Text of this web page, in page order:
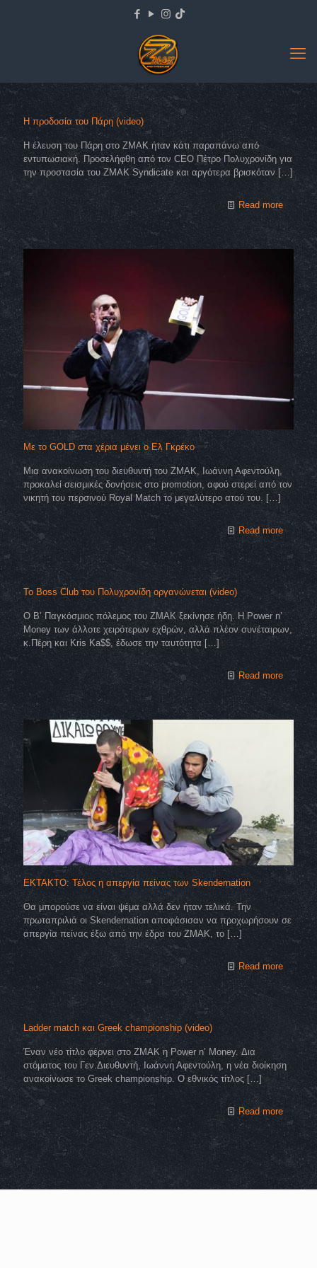
Η προδοσία του Πάρη (video)
Η έλευση του Πάρη στο ΖΜΑΚ ήταν κάτι παραπάνω από
εντυπωσιακή. Προσελήφθη από τον CEO Πέτρο Πολυχρονίδη για
την προστασία τoυ ΖΜΑΚ Syndicate και αργότερα βρισκόταν […]
Read more
Με το GOLD στα χέρια μένει ο Ελ Γκρέκο
Μια ανακοίνωση του διευθυντή του ZMAK, Ιωάννη Αφεντούλη,
προκαλεί σεισμικές δονήσεις στο promotion, αφού στερεί από τον
νικητή του περσινού Royal Match το μεγαλύτερο ατού του.
[…]
Read more
Το Boss Club του Πολυχρονίδη οργανώνεται (video)
Ο Β’ Παγκόσμιος πόλεμος του ZMAK ξεκίνησε ήδη. H Power n’
Money των άλλοτε χειρότερων εχθρών, αλλά πλέoν συνέταιρων,
κ.Πέρη και Kris Ka$$, έδωσε την ταυτότητα […]
Read more
EKTAKTO: Τέλος η απεργία πείνας των Skendernation
Θα μπορούσε να είναι ψέμα αλλά δεν ήταν τελικά. Την
πρωταπριλιά οι Skendernation αποφάσισαν να προχωρήσουν σε
απεργία πείνας έξω από την έδρα του ZMAK, το […]
Read more
Ladder match και Greek championship (video)
Έναν νέο τίτλο φέρνει στο ZMAK η Power n’ Money. Δια
στόματος του Γεν.Διευθυντή, Ιωάννη Αφεντούλη, η νέα διοίκηση
ανακοίνωσε το Greek championship. Ο εθνικός τίτλος […]
Read more